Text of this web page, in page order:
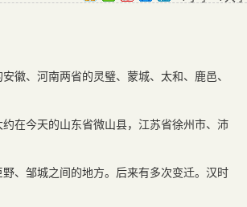
徽、河南两省的灵璧、蒙城、太和、鹿邑、
在今天的山东省微山县，江苏省徐州市、沛
、邹城之间的地方。后来有多次变迁。汉时